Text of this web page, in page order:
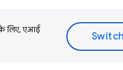
लिए, एआई